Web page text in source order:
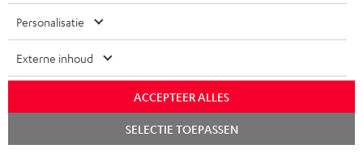
„[…] als je op zoek bent naar apparatuur die je woonkamer
gewoonweg omverblaast met een krachtige klank en een
nauwkeurig ruimtelijk geluid uit fysieke luidsprekers, dan
neemt Teufel geen halve maatregelen.”
11.04.2026
Meer...
Personalisatie
Externe inhoud
ACCEPTEER ALLES
SELECTIE TOEPASSEN